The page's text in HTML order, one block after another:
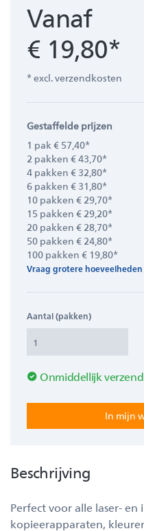
Vanaf
€ 19,80*
* excl. verzendkosten
Gestaffelde prijzen
1 pak € 57,40*
2 pakken € 43,70*
4 pakken € 32,80*
6 pakken € 31,80*
10 pakken € 29,70*
15 pakken € 29,20*
20 pakken € 28,70*
50 pakken € 24,80*
100 pakken € 19,80*
Vraag grotere hoeveelheden
Aantal (pakken)
Onmiddellijk
Beschrijving
Perfect voor alle laser- en
kopieerapparaten,